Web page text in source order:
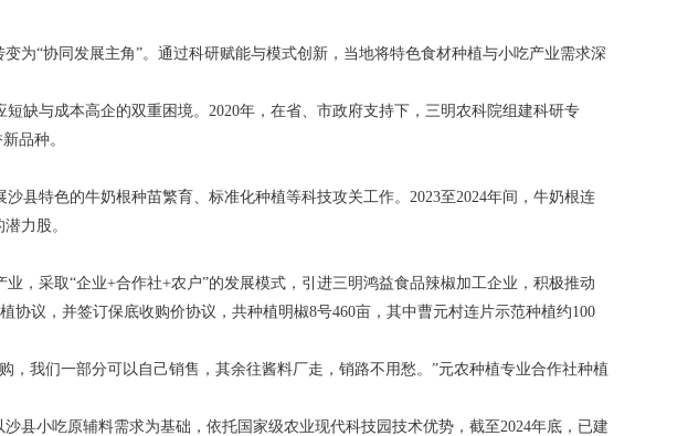
为“协同发展主角”。通过科研赋能与模式创新，当地将特色食材种植与小吃产业需求深
缺与成本高企的双重困境。2020年，在省、市政府支持下，三明农科院组建科研专
品种。
县特色的牛奶根种苗繁育、标准化种植等科技攻关工作。2023至2024年间，牛奶根连
力股。
，采取“企业+合作社+农户”的发展模式，引进三明鸿益食品辣椒加工企业，积极推动
协议，并签订保底收购价协议，共种植明椒8号460亩，其中曹元村连片示范种植约100
，我们一部分可以自己销售，其余往酱料厂走，销路不用愁。”元农种植专业合作社种植
县小吃原辅料需求为基础，依托国家级农业现代科技园技术优势，截至2024年底，已建